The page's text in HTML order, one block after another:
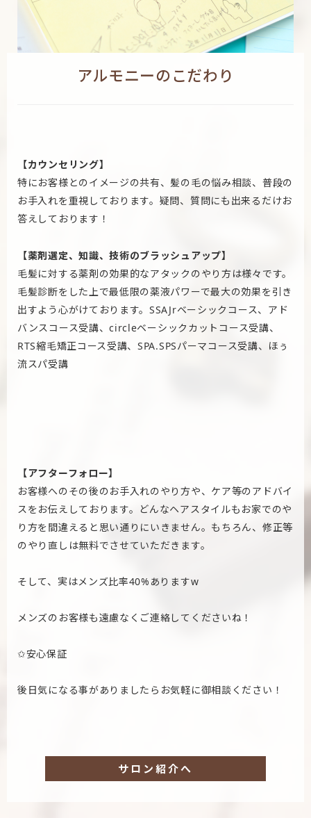
アルモニーのこだわり
【カウンセリング】
特にお客様とのイメージの共有、髪の毛の悩み相談、普段の
お手入れを重視しております。疑問、質問にも出来るだけお
答えしております！
【薬剤選定、知識、技術のブラッシュアップ】
毛髪に対する薬剤の効果的なアタックのやり方は様々です。
毛髪診断をした上で最低限の薬液パワーで最大の効果を引き
出すよう心がけております。SSAJrベーシックコース、アド
バンスコース受講、circleベーシックカットコース受講、
RTS縮毛矯正コース受講、SPA.SPSパーマコース受講、ほぅ
流スパ受講
【アフターフォロー】
お客様へのその後のお手入れのやり方や、ケア等のアドバイ
スをお伝えしております。どんなヘアスタイルもお家でのや
り方を間違えると思い通りにいきません。もちろん、修正等
のやり直しは無料でさせていただきます。
そして、実はメンズ比率40%ありますw
メンズのお客様も遠慮なくご連絡してくださいね！
✩安心保証
後日気になる事がありましたらお気軽に御相談ください！
サロン紹介へ